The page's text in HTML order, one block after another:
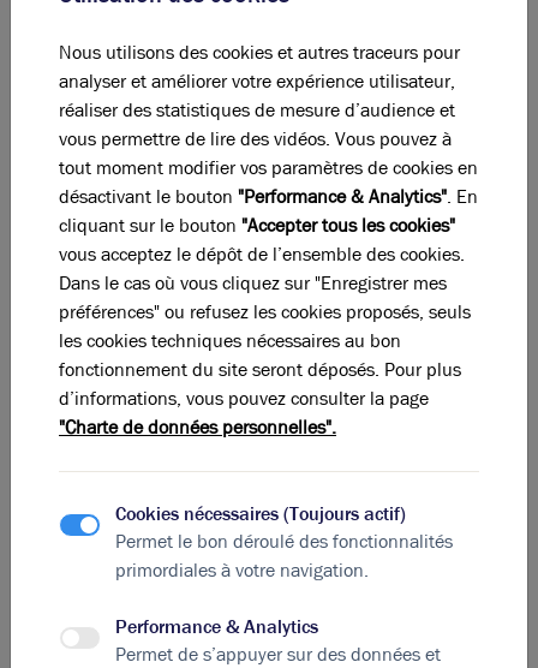
de la Gare de Lyon-Perrache avaient jusqu’à présent le
désavantage de séparer le centre-ville de Perrache, ce
dernier – plus au sud – se prolongeant désormais vers
le nouveau quartier de la Confluence. La nouvelle
entrée de la gare qui s'inscrit dans la continuité de la
place des Archives vise notamment à répondre à la
future fréquentation du secteur qui devrait doubler
d'ici 2030, tout en brisant le verrou qui sépare
Perrache de laPresqu'îlelyonnaise. La gare de
Perrache deviendra donc aussi celle de la Confluence,
qui comptera à terme 16 000 habitants (+23 %) et 25
000 salariés (+60 %).
La transformation du PEM de Perrache va donc enfin
briser la barrière que forme le CELP entre le centre-
transformation qui vient désenclaver les habitants du
Perrache historique, avec sans doute à la clef de
nouvelles opportunités pour l'immobilier d'entreprise…
Nous utilisons des cookies et autres traceurs pour
analyser et améliorer votre expérience utilisateur,
réaliser des statistiques de mesure d’audience et
vous permettre de lire des vidéos. Vous pouvez à
tout moment modifier vos paramètres de cookies en
désactivant le bouton "Performance & Analytics". En
cliquant sur le bouton "Accepter tous les cookies"
vous acceptez le dépôt de l’ensemble des cookies.
Dans le cas où vous cliquez sur "Enregistrer mes
préférences" ou refusez les cookies proposés, seuls
les cookies techniques nécessaires au bon
fonctionnement du site seront déposés. Pour plus
d’informations, vous pouvez consulter la page
"Charte de données personnelles".
Cookies nécessaires (Toujours actif)
Permet le bon déroulé des fonctionnalités
primordiales à votre navigation.
Performance & Analytics
Permet de s’appuyer sur des données et